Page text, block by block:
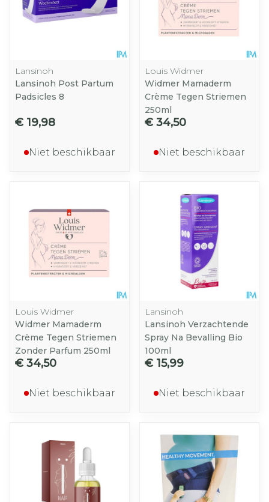
Lansinoh
Lansinoh Post Partum
Padsicles 8
€ 19,98
Niet beschikbaar
Louis Widmer
Widmer Mamaderm
Crème Tegen Striemen
250ml
€ 34,50
Niet beschikbaar
Louis Widmer
Widmer Mamaderm
Crème Tegen Striemen
Zonder Parfum 250ml
€ 34,50
Niet beschikbaar
Lansinoh
Lansinoh Verzachtende
Spray Na Bevalling Bio
100ml
€ 15,99
Niet beschikbaar